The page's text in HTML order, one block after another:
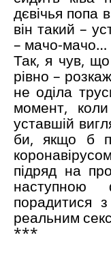
дєвічья попа
він такий –
– мачо-мачо…
Так, я чув, що
рівно –
не оділа
момент,
уставшій
би, якщо б
підряд на
наступною
порадитися
реальним
***